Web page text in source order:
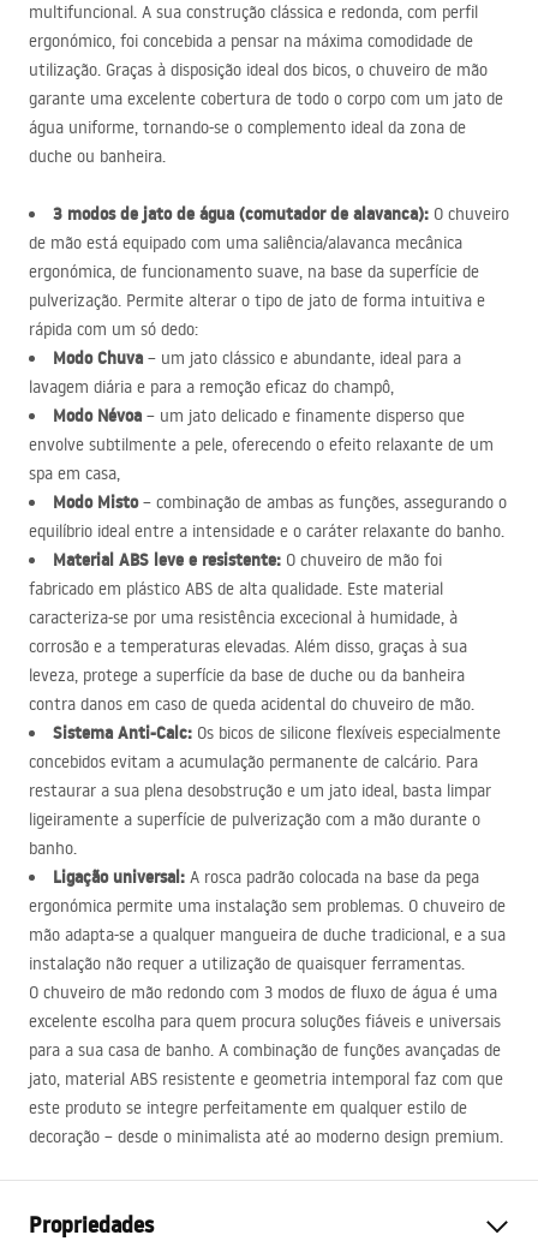
multifuncional. A sua construção clássica e redonda, com perfil
ergonómico, foi concebida a pensar na máxima comodidade de
utilização. Graças à disposição ideal dos bicos, o chuveiro de mão
garante uma excelente cobertura de todo o corpo com um jato de
água uniforme, tornando-se o complemento ideal da zona de
duche ou banheira.
3 modos de jato de água (comutador de alavanca): O chuveiro
de mão está equipado com uma saliência/alavanca mecânica
ergonómica, de funcionamento suave, na base da superfície de
pulverização. Permite alterar o tipo de jato de forma intuitiva e
rápida com um só dedo:
Modo Chuva – um jato clássico e abundante, ideal para a
lavagem diária e para a remoção eficaz do champô,
Modo Névoa – um jato delicado e finamente disperso que
envolve subtilmente a pele, oferecendo o efeito relaxante de um
spa em casa,
Modo Misto– combinação de ambas as funções, assegurando o
equilíbrio ideal entre a intensidade e o caráter relaxante do banho.
Material ABS leve e resistente: O chuveiro de mão foi
fabricado em plástico ABS de alta qualidade. Este material
caracteriza-se por uma resistência excecional à humidade, à
corrosão e a temperaturas elevadas. Além disso, graças à sua
leveza, protege a superfície da base de duche ou da banheira
contra danos em caso de queda acidental do chuveiro de mão.
Sistema Anti-Calc: Os bicos de silicone flexíveis especialmente
concebidos evitam a acumulação permanente de calcário. Para
restaurar a sua plena desobstrução e um jato ideal, basta limpar
ligeiramente a superfície de pulverização com a mão durante o
banho.
Ligação universal: A rosca padrão colocada na base da pega
ergonómica permite uma instalação sem problemas. O chuveiro de
mão adapta-se a qualquer mangueira de duche tradicional, e a sua
instalação não requer a utilização de quaisquer ferramentas.
O chuveiro de mão redondo com 3 modos de fluxo de água é uma
excelente escolha para quem procura soluções fiáveis e universais
para a sua casa de banho. A combinação de funções avançadas de
jato, material ABS resistente e geometria intemporal faz com que
este produto se integre perfeitamente em qualquer estilo de
decoração – desde o minimalista até ao moderno design premium.
Propriedades